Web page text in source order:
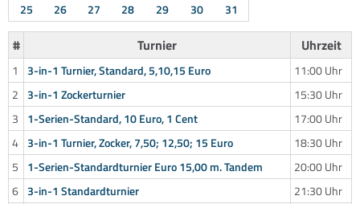
25
26 27 28 29 30 31
# Turnier Uhrzeit
1 3-in-1 Turnier, Standard, 5,10,15 Euro
11:00 Uhr
2 3-in-1 Zockerturnier
15:30 Uhr
3
1-Serien-Standard, 10 Euro, 1 Cent
17:00 Uhr
4 3-in-1 Turnier, Zocker, 7,50; 12,50; 15 Euro
18:30 Uhr
5
1-Serien-Standardturnier Euro 15,00 m. Tandem
20:00 Uhr
6 3-in-1 Standardturnier
21:30 Uhr